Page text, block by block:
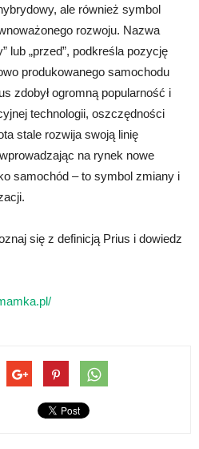
ale również symbol
rozwoju. Nazwa
lub „przed”, podkreśla pozycję
produkowanego samochodu
zdobył ogromną popularność i
technologii, oszczędności
stale rozwija swoją linię
na rynek nowe
samochód – to symbol zmiany i
się z definicją Prius i dowiedz